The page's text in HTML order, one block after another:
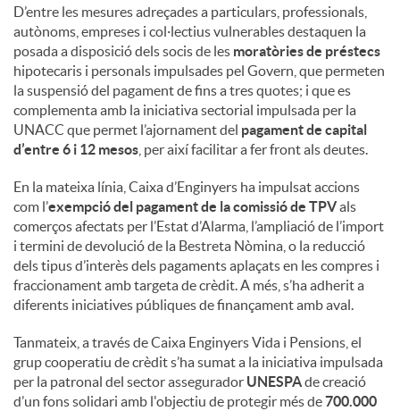
D’entre les mesures adreçades a particulars, professionals,
autònoms, empreses i col·lectius vulnerables destaquen la
posada a disposició dels socis de les moratòries de préstecs
hipotecaris i personals impulsades pel Govern, que permeten
la suspensió del pagament de fins a tres quotes; i que es
complementa amb la iniciativa sectorial impulsada per la
UNACC que permet l’ajornament del pagament de capital
d’entre 6 i 12 mesos , per així facilitar a fer front als deutes.
En la mateixa línia, Caixa d’Enginyers ha impulsat accions
com l’exempció del pagament de la comissió de TPVals
comerços afectats per l’Estat d’Alarma, l’ampliació de l’import
i termini de devolució de la Bestreta Nòmina, o la reducció
dels tipus d’interès dels pagaments aplaçats en les compres i
fraccionament amb targeta de crèdit. A més, s’ha adherit a
diferents iniciatives públiques de finançament amb aval.
Tanmateix, a través de Caixa Enginyers Vida i Pensions, el
grup cooperatiu de crèdit s’ha sumat a la iniciativa impulsada
per la patronal del sector assegurador UNESPAde creació
d’un fons solidari amb l'objectiu de protegir més de700.000